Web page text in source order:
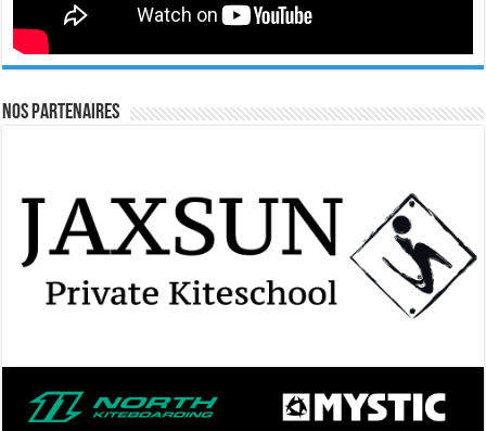
Nos Partenaires